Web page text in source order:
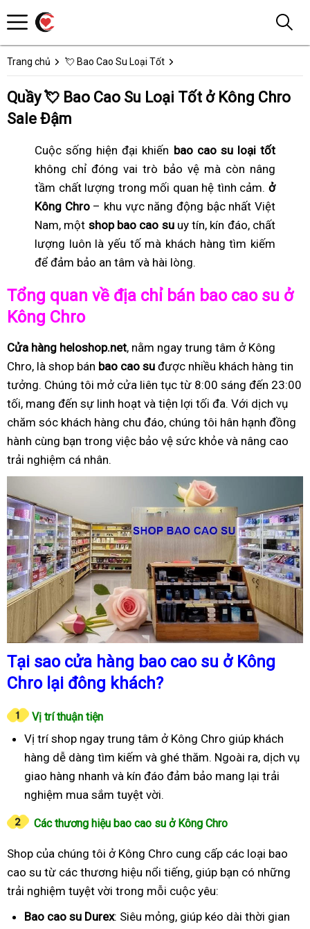
Trang chủ 💘 Bao Cao Su Loại Tốt
Quầy 💘 Bao Cao Su Loại Tốt ở Kông Chro
Sale Đậm
Cuộc sống hiện đại khiến bao cao su loại tốt
không chỉ đóng vai trò bảo vệ mà còn nâng
tầm chất lượng trong mối quan hệ tình cảm. ở
Kông Chro– khu vực năng động bậc nhất Việt
Nam, một shop bao cao suuy tín, kín đáo, chất
lượng luôn là yếu tố mà khách hàng tìm kiếm
để đảm bảo an tâm và hài lòng.
Tổng quan về địa chỉ bán bao cao su ở
Kông Chro
Cửa hàng heloshop.net, nằm ngay trung tâm ở Kông
Chro, là shop bán bao cao su được nhiều khách hàng tin
tưởng. Chúng tôi mở cửa liên tục từ 8:00 sáng đến 23:00
tối, mang đến sự linh hoạt và tiện lợi tối đa. Với dịch vụ
chăm sóc khách hàng chu đáo, chúng tôi hân hạnh đồng
hành cùng bạn trong việc bảo vệ sức khỏe và nâng cao
trải nghiệm cá nhân.
Tại sao cửa hàng bao cao su ở Kông
Chro lại đông khách?
Vị trí thuận tiện
Vị trí shop ngay trung tâm ở Kông Chro giúp khách
hàng dễ dàng tìm kiếm và ghé thăm. Ngoài ra, dịch vụ
giao hàng nhanh và kín đáo đảm bảo mang lại trải
nghiệm mua sắm tuyệt vời.
Các thương hiệu bao cao su ở Kông Chro
Shop của chúng tôi ở Kông Chro cung cấp các loại bao
cao su từ các thương hiệu nổi tiếng, giúp bạn có những
trải nghiệm tuyệt vời trong mỗi cuộc yêu:
Bao cao su Durex: Siêu mỏng, giúp kéo dài thời gian